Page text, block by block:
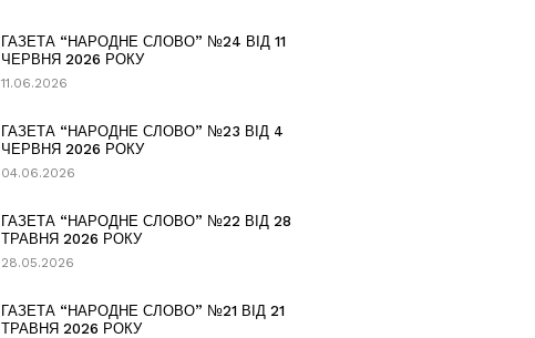
ГАЗЕТА “НАРОДНЕ СЛОВО” №24 ВІД 11
ЧЕРВНЯ 2026 РОКУ
11.06.2026
ГАЗЕТА “НАРОДНЕ СЛОВО” №23 ВІД 4
ЧЕРВНЯ 2026 РОКУ
04.06.2026
ГАЗЕТА “НАРОДНЕ СЛОВО” №22 ВІД 28
ТРАВНЯ 2026 РОКУ
28.05.2026
ГАЗЕТА “НАРОДНЕ СЛОВО” №21 ВІД 21
ТРАВНЯ 2026 РОКУ